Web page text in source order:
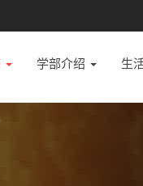
学部介绍 生